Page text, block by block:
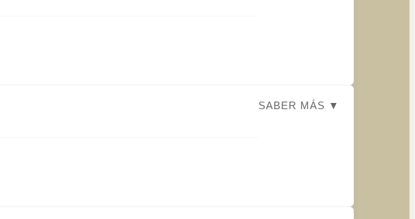
SABER MÁS ▼